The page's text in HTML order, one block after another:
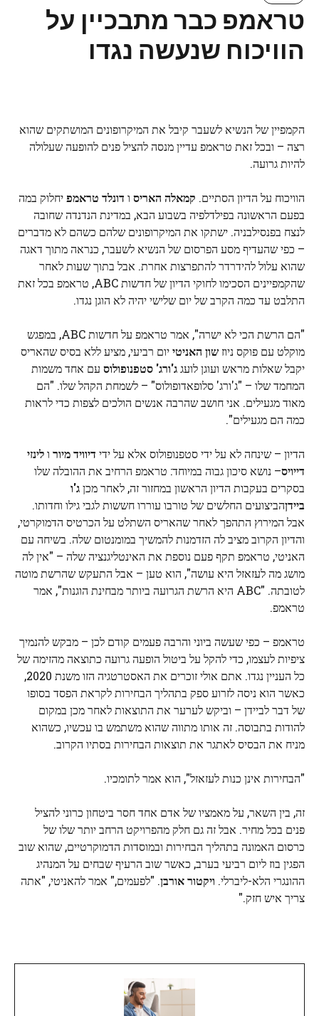
טראמפ כבר מתבכיין על
הוויכוח שנעשה נגדו
הקמפיין של הנשיא לשעבר קיבל את המיקרופונים המושתקים שהוא
רצה – ובכל זאת טראמפ עדיין מנסה להציל פנים להופעה שעלולה
להיות גרועה.
הוויכוח על הדיון הסתיים. קמאלה האריס ו דונלד טראמפיחלוק במה
בפעם הראשונה בפילדלפיה בשבוע הבא, במדינת הנדנדה שחובה
לנצח בפנסילבניה. ישתקו את המיקרופונים שלהם כשהם לא מדברים
– כפי שהעדיף מסע הפרסום של הנשיא לשעבר, כנראה מתוך דאגה
שהוא עלול להידרדר להתפרצות אחרת. אבל בתוך שעות לאחר
שהקמפיינים הסכימו לחוקי הדיון של חדשות ABC, טראמפ בכל זאת
התלבט עד כמה הקרב של יום שלישי יהיה לא הוגן נגדו.
"הם הרשת הכי לא ישרה", אמר טראמפ על חדשות ABC, במפגש
מוקלט עם פוקס ניוז שון האניטייום רביעי, מציע ללא בסיס שהאריס
יקבל שאלות מראש ועוגן לועגג'ורג' סטפנופולוס עם אחד משמות
המחמד שלו – "ג'ורג' סלופאדופולוס" – לשמחת הקהל שלו. "הם
מאוד מגעילים. אני חושב שהרבה אנשים הולכים לצפות כדי לראות
כמה הם מגעילים".
הדיון – שינחה לא על ידי סטפנופולוס אלא על ידי דיוויד מיור ולינזי
דייויס– נושא סיכון גבוה במיוחד: טראמפ הרחיב את ההובלה שלו
בסקרים בעקבות הדיון הראשון במחזור זה, לאחר מכןג'ו
ביידןהביצועים החלשים של טורבו עוררו חששות לגבי גילו וחדותו.
אבל המירוץ התהפך לאחר שהאריס השתלט על הכרטיס הדמוקרטי,
והדיון הקרוב מציב לה הזדמנות להמשיך במומנטום שלה. בשיחה עם
האניטי, טראמפ תקף פעם נוספת את האינטליגנציה שלה – "אין לה
מושג מה לעזאזל היא עושה", הוא טען – אבל התעקש שהרשת מוטה
לטובתה. "ABC היא הרשת הגרועה ביותר מבחינת הוגנות", אמר
טראמפ.
טראמפ – כפי שעשה ביוני והרבה פעמים קודם לכן – מבקש להנמיך
ציפיות לעצמו, כדי להקל על ביטול הופעה גרועה כתוצאה מהזימה של
כל העניין נגדו. אתם אולי זוכרים את האסטרטגיה הזו משנת 2020,
כאשר הוא ניסה לזרוע ספק בתהליך הבחירות לקראת הפסד בסופו
של דבר לביידן – וביקש לערער את התוצאות לאחר מכן במקום
להודות בתבוסה. זה אותו מתווה שהוא משתמש בו עכשיו, כשהוא
מניח את הבסיס לאתגר את תוצאות הבחירות בסתיו הקרוב.
"הבחירות אינן כנות לעזאזל", הוא אמר לתומכיו.
זה, בין השאר, על מאמציו של אדם אחד חסר ביטחון כרוני להציל
פנים בכל מחיר. אבל זה גם חלק מהפרויקט הרחב יותר שלו של
כרסום האמונה בתהליך הבחירות ובמוסדות הדמוקרטיים, שהוא שוב
הפגין בוז ליום רביעי בערב, כאשר שוב הרעיף שבחים על המנהיג
ההונגרי הלא-ליברלי. ויקטור אורבן. "לפעמים," אמר להאניטי, "אתה
צריך איש חזק."